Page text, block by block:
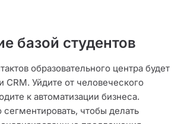
базой студентов
образовательного центра будет
CRM. Уйдите от человеческого
к автоматизации бизнеса.
чтобы делать